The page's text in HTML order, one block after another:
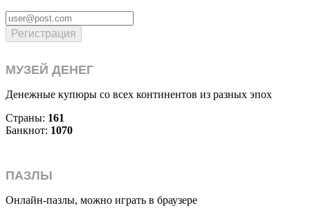
Регистрация
МУЗЕЙ ДЕНЕГ
Денежные купюры со всех континентов из разных эпох
Страны: 161
Банкнот: 1070
ПАЗЛЫ
Онлайн-пазлы, можно играть в браузере